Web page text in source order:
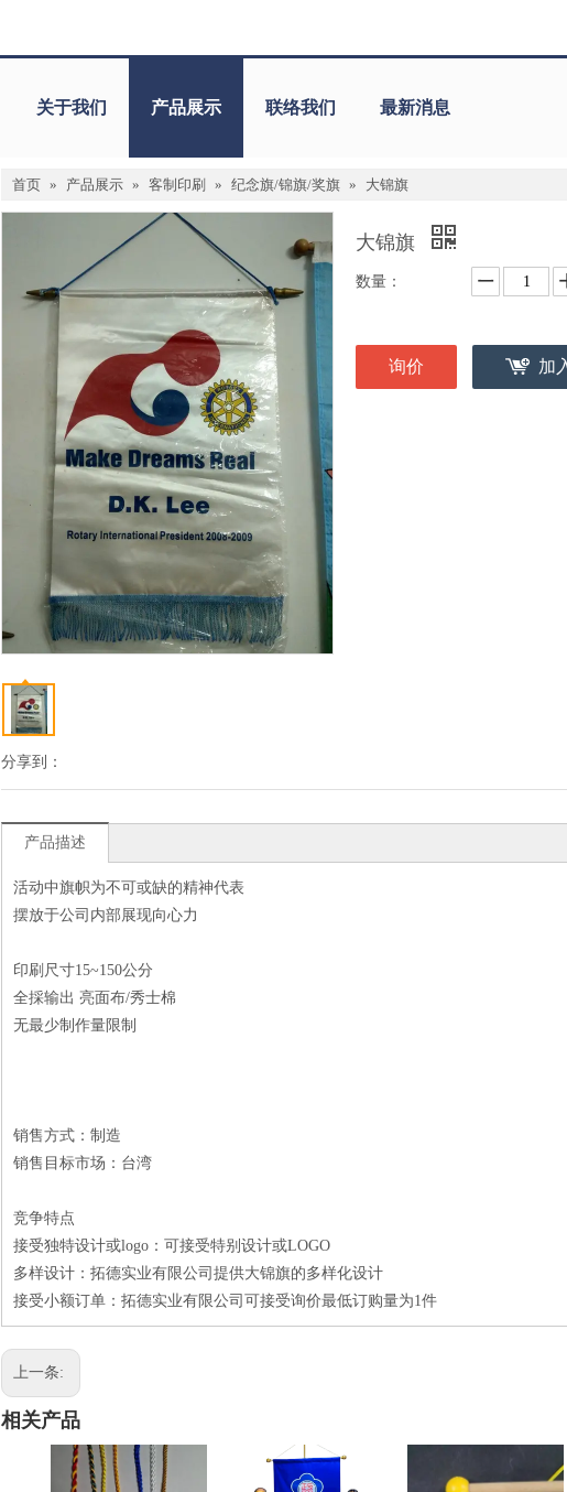
关于我们 产品展示 联络我们 最新消息
首页 » 产品展示 » 客制印刷 » 纪念旗/锦旗/奖旗 » 大锦旗
分享到：
大锦旗
数量：
询价 加
产品描述
活动中旗帜为不可或缺的精神代表
摆放于公司内部展现向心力
印刷尺寸15~150公分
全採输出 亮面布/秀士棉
无最少制作量限制
销售方式：制造
销售目标市场：台湾
竞争特点
接受独特设计或logo：可接受特别设计或LOGO
多样设计：拓德实业有限公司提供大锦旗的多样化设计
接受小额订单：拓德实业有限公司可接受询价最低订购量为1件
上一条:
相关产品